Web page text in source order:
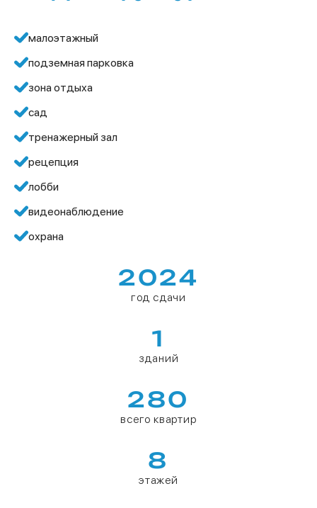
малоэтажный
подземная парковка
зона отдыха
сад
тренажерный зал
рецепция
лобби
видеонаблюдение
охрана
2024
год сдачи
1
зданий
280
всего квартир
8
этажей